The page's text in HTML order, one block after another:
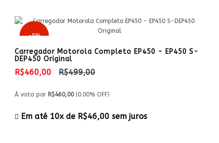
-8%
Carregador Motorola Completo EP450 - EP450 S-
DEP450 Original
R$460,00 R$499,00
À vista por R$460,00(0.00% OFF)
Em até 10x de R$46,00 sem juros